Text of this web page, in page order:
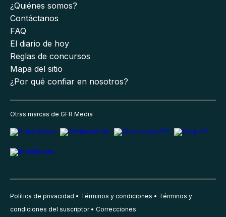
¿Quiénes somos?
Contáctanos
FAQ
El diario de hoy
Reglas de concursos
Mapa del sitio
¿Por qué confiar en nosotros?
Otras marcas de GFR Media
Política de privacidad Términos y condiciones
Términos y
condiciones del suscriptor
Correcciones